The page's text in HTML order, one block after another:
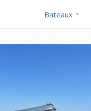
Bateaux